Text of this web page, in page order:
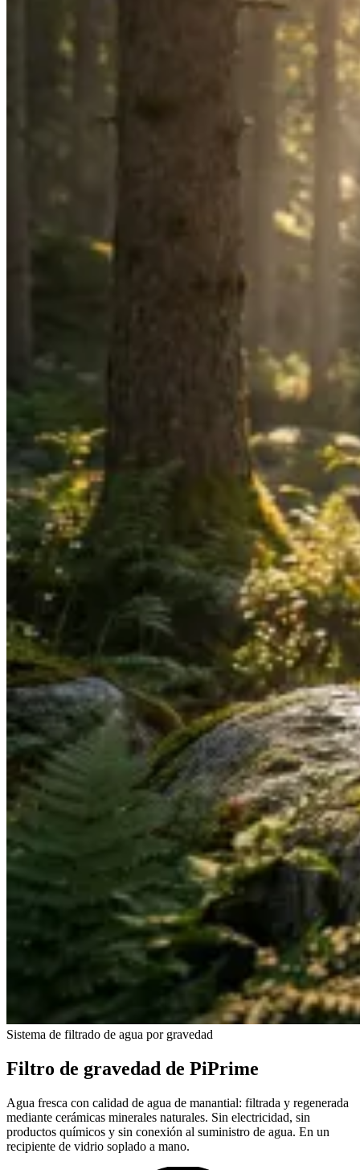
Sistema de filtrado de agua por gravedad
Filtro de gravedad de PiPrime
Agua fresca con calidad de agua de manantial: filtrada y regenerada
mediante cerámicas minerales naturales. Sin electricidad, sin
productos químicos y sin conexión al suministro de agua. En un
recipiente de vidrio soplado a mano.